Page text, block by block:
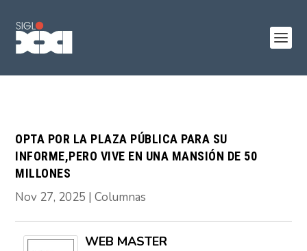
OPTA POR LA PLAZA PÚBLICA PARA SU
INFORME,PERO VIVE EN UNA MANSIÓN DE 50
MILLONES
Nov 27, 2025 |Columnas
WEB MASTER